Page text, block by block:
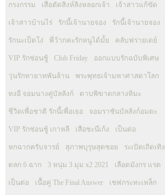
กรงกรรม เสือตัดสิงห์ลิงหลอกเจ้า เจ้าสาวแก้ขัด
เจ้าสาวบ้านไร่ รักนี้เจ้านายจอง รักนี้เจ้านายจอง
รักนะเป็ดโง่ พี่ว้ากคะรักหนูได้มั้ย คลับฟรายเดย์
VIP รักซ่อนชู้ Club Friday ออกแบบรักฉบับพิเศษ
วุ่นรักทายาทพันล้าน พระพุทธเจ้ามหาศาสดาโลก
ทงอี จอมนางคู่บัลลังก์ ดาบพิฆาตกลางหิมะ
ชีวิตเพื่อชาติ รักนี้เพื่อเธอ จอมราชันบัลลังก์อมตะ
VIP รักซ่อนชู้ เกาหลี เสือชะนีเก้ง เป็นต่อ
หกฉากครับจารย์ สุภาพบุรุษสุดซอย ระเบิดเถิดเทิง
ตลก 6 ฉาก 3 หนุ่ม 3 มุม x2 2021 เลือดมังกร แรด
เป็นต่อ เนื้อคู่ The Final Answer เชฟกระทะเหล็ก